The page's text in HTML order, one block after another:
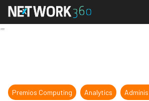
La
Premios Computing Analytics